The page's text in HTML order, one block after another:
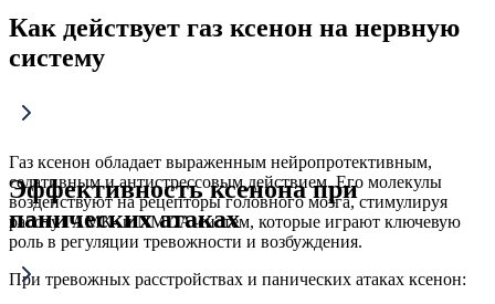
Как действует газ ксенон на нервную
систему
Газ ксенон обладает выраженным нейропротективным,
седативным и антистрессовым действием. Его молекулы
воздействуют на рецепторы головного мозга, стимулируя
работу ГАМК- и NMDA-систем, которые играют ключевую
роль в регуляции тревожности и возбуждения.
При тревожных расстройствах и панических атаках ксенон:
Эффективность ксенона при
панических атаках